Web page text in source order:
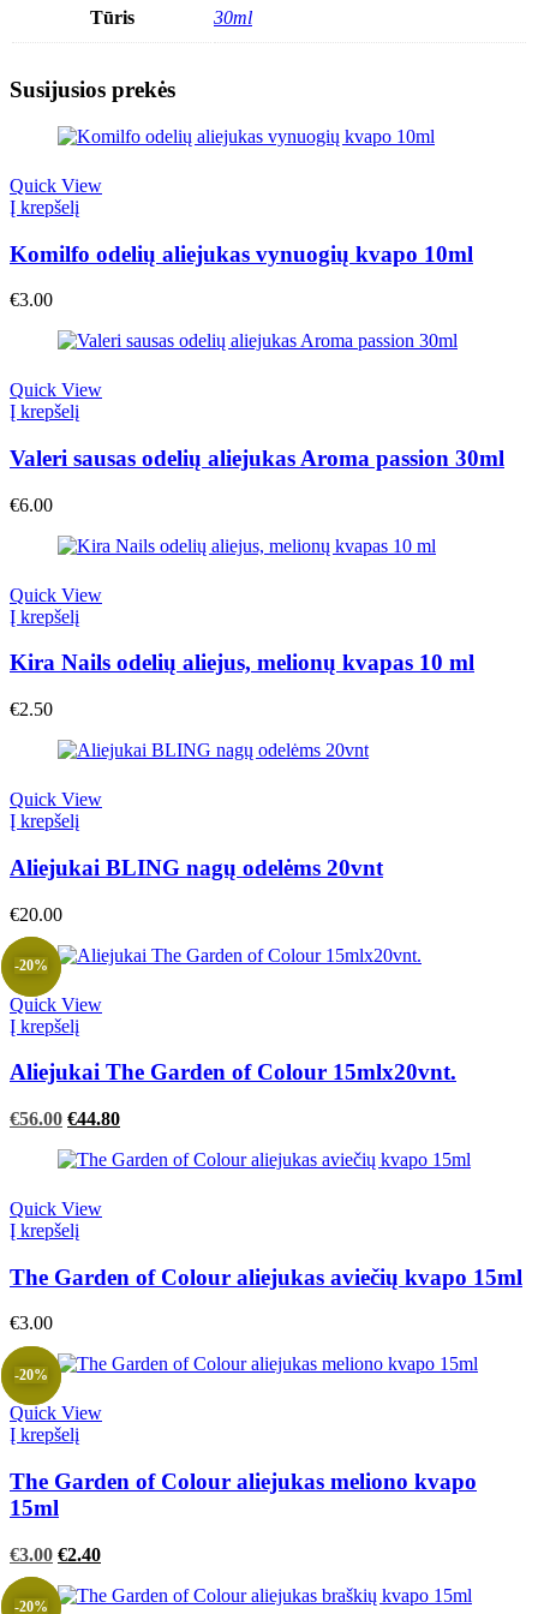
Tūris 30ml
Susijusios prekės
Quick View
Į krepšelį
Komilfo odelių aliejukas vynuogių kvapo 10ml
€3.00
Quick View
Į krepšelį
Valeri sausas odelių aliejukas Aroma passion 30ml
€6.00
Quick View
Į krepšelį
Kira Nails odelių aliejus, melionų kvapas 10 ml
€2.50
Quick View
Į krepšelį
Aliejukai BLING nagų odelėms 20vnt
€20.00
Quick View
Į krepšelį
-20%
Aliejukai The Garden of Colour 15mlx20vnt.
Original
€56.00Current
is:
€44.80
Quick View
Į krepšelį
The Garden of Colour aliejukas aviečių kvapo 15ml
€3.00
Quick View
Į krepšelį
-20%
The Garden of Colour aliejukas meliono kvapo
15ml
Original
price
was:
€3.00Current
is:
€2.40
-20%